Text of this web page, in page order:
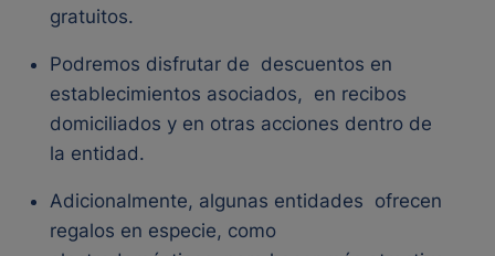
gratuitos.
Podremos disfrutar de descuentos en
establecimientos asociados, en recibos
domiciliados y en otras acciones dentro de
la entidad.
Adicionalmente, algunas entidades ofrecen
regalos en especie, como